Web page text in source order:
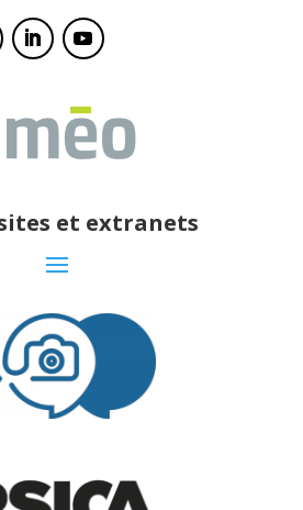
et extranets